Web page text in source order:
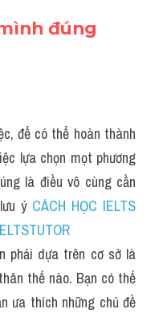
đúng
để có thể hoàn thành
lựa chọn mọt phương
là điều vô cùng cần
ý CÁCH HỌC IELTS
phải dựa trên cơ sở là
thế nào. Bạn có thế
ưa thích những chủ đề